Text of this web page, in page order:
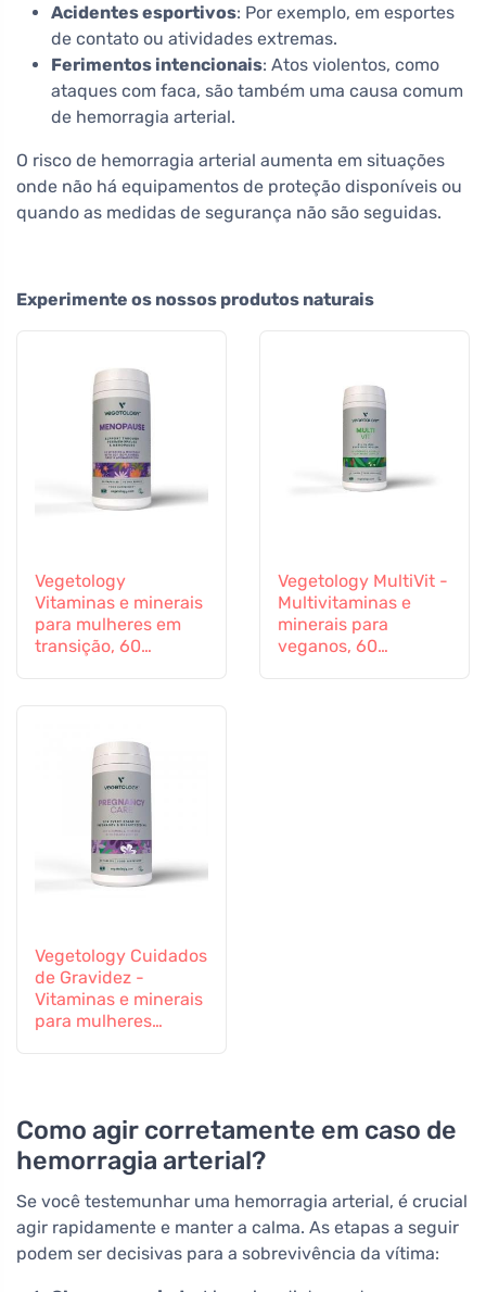
Acidentes esportivos: Por exemplo, em esportes
de contato ou atividades extremas.
Ferimentos intencionais: Atos violentos, como
ataques com faca, são também uma causa comum
de hemorragia arterial.
O risco de hemorragia arterial aumenta em situações
onde não há equipamentos de proteção disponíveis ou
quando as medidas de segurança não são seguidas.
Experimente os nossos produtos naturais
Vegetology
Vitaminas e minerais
para mulheres em
transição, 60
Vegetology MultiVit -
Multivitaminas e
minerais para
veganos, 60
Vegetology Cuidados
de Gravidez -
Vitaminas e minerais
para mulheres
Como agir corretamente em caso de
hemorragia arterial?
Se você testemunhar uma hemorragia arterial, é crucial
agir rapidamente e manter a calma. As etapas a seguir
podem ser decisivas para a sobrevivência da vítima: